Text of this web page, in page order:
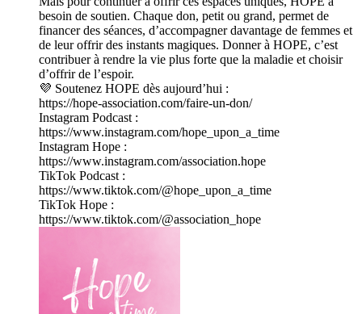
besoin de soutien. Chaque don, petit ou grand, permet de
financer des séances, d’accompagner davantage de femmes et
de leur offrir des instants magiques. Donner à HOPE, c’est
contribuer à rendre la vie plus forte que la maladie et choisir
d’offrir de l’espoir.
💜 Soutenez HOPE dès aujourd’hui :
https://hope-association.com/faire-un-don/
Instagram Podcast :
https://www.instagram.com/hope_upon_a_time
Instagram Hope :
https://www.instagram.com/association.hope
TikTok Podcast :
https://www.tiktok.com/@hope_upon_a_time
TikTok Hope :
https://www.tiktok.com/@association_hope